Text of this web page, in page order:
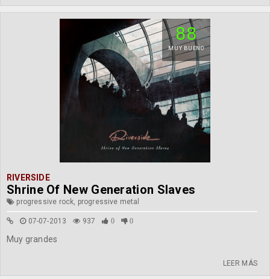
88
MUY BUENO
RIVERSIDE
Shrine Of New Generation Slaves
progressive rock, progressive metal
07-07-2013 937 0 0
Muy grandes
LEER MÁS